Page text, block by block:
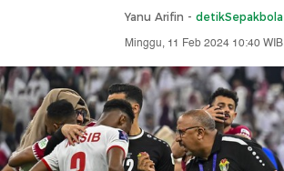
Yanu Arifin - detikSepakbola
Minggu, 11 Feb 2024 10:40 WIB